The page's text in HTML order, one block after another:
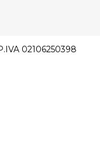
02106250398